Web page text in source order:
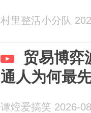
村里整活小分队
贸易博弈
通人为何最
谭焢爱搞笑 2026-